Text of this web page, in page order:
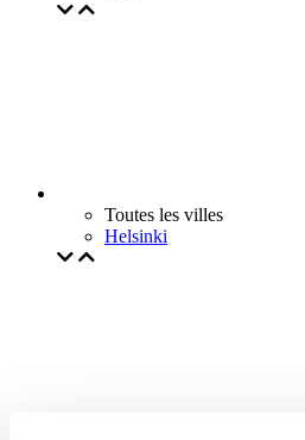
Toutes les villes
Helsinki